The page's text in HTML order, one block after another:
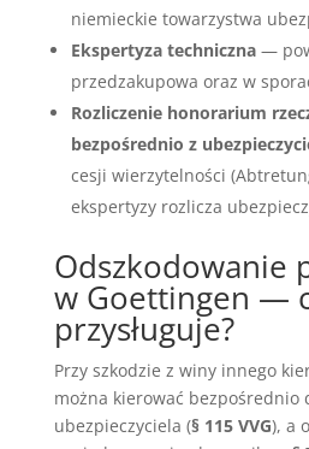
niemieckie towarzystwa
Ekspertyza techniczna—
przedzakupowa oraz w
Rozliczenie honorarium
bezpośrednio z
cesji wierzytelności
ekspertyzy rozlicza
Odszkodowanie
w Goettingen —
przysługuje?
Przy szkodzie z winy innego
można kierować bezpośrednio
ubezpieczyciela (§ 115 VVG), a